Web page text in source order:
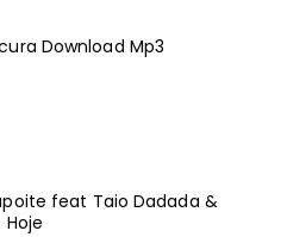
Download Mp3
feat Taio Dadada &